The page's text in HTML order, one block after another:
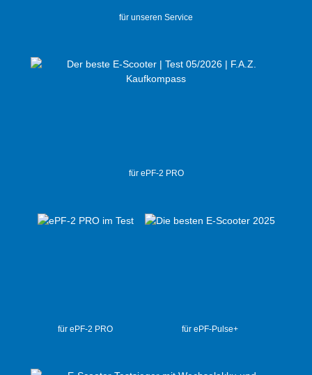
für unseren Service
für ePF-2 PRO
für ePF-2 PRO für ePF-Pulse+